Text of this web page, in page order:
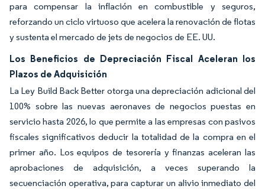
para compensar la inflación en combustible y seguros,
reforzando un ciclo virtuoso que acelera la renovación de flotas
y sustenta el mercado de jets de negocios de EE. UU.
Los Beneficios de Depreciación Fiscal Aceleran los
Plazos de Adquisición
La Ley Build Back Better otorga una depreciación adicional del
100% sobre las nuevas aeronaves de negocios puestas en
servicio hasta 2026, lo que permite a las empresas con pasivos
fiscales significativos deducir la totalidad de la compra en el
primer año. Los equipos de tesorería y finanzas aceleran las
aprobaciones de adquisición, a veces superando la
secuenciación operativa, para capturar un alivio inmediato del